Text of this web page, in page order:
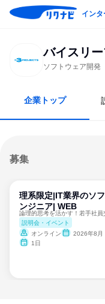
インタ
バイスリ
ソフトウェア開発
企業トップ
募集
理系限定|IT業界のソ
ンジニア| WEB
説明会・イベント
オンライン
2026年8月・9月
1日